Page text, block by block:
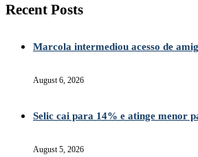
Recent Posts
Marcola intermediou acesso de
August 6, 2026
Selic cai para 14% e atinge menor
August 5, 2026